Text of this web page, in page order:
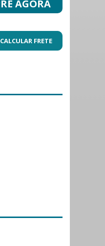
CALCULAR FRETE